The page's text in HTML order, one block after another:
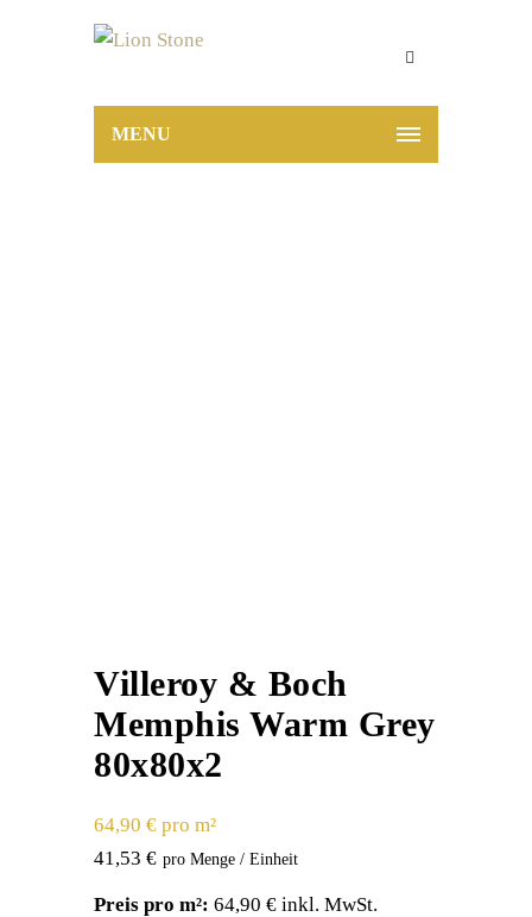
MENU
Villeroy & Boch
Memphis Warm Grey
80x80x2
64,90 € pro m²
41,53 €
Preis pro m²: 64,90 € inkl. MwSt.